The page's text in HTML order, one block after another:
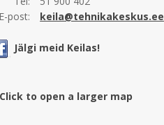
E-post:
keila@tehnikakeskus.ee
Jälgi meid Keilas!